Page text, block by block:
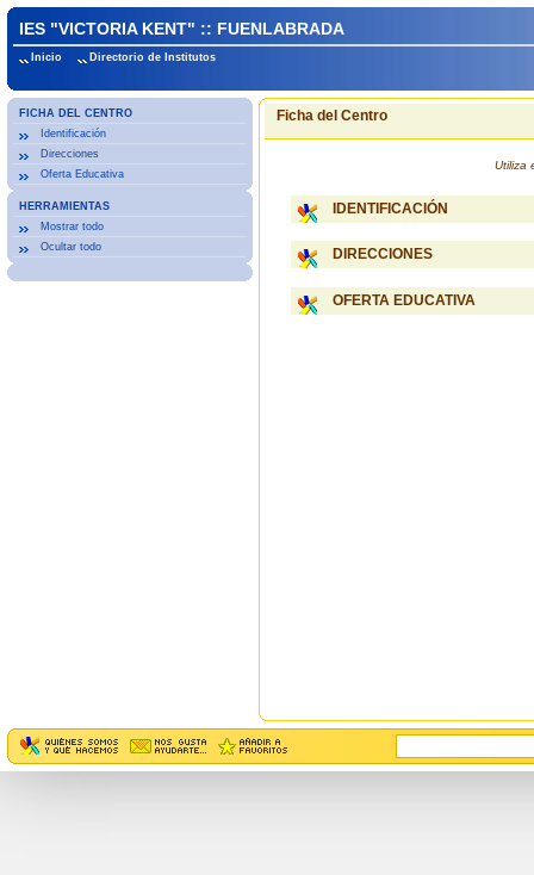
IES "VICTORIA KENT" :: FUENLABRADA
Inicio Directorio de Institutos
FICHA DEL CENTRO
Identificación
Direcciones
Oferta Educativa
HERRAMIENTAS
Mostrar todo
Ocultar todo
Ficha del Centro
Utiliza
IDENTIFICACIÓN
DIRECCIONES
OFERTA EDUCATIVA